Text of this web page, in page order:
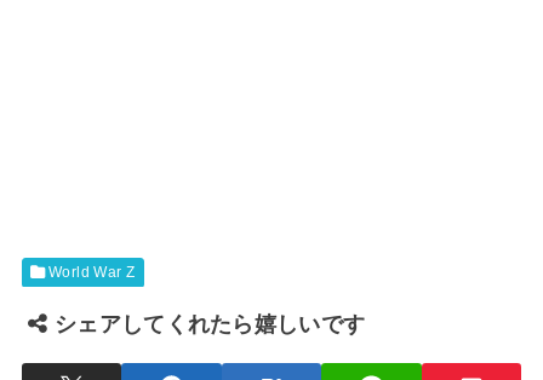
World War Z
シェアしてくれたら嬉しいです